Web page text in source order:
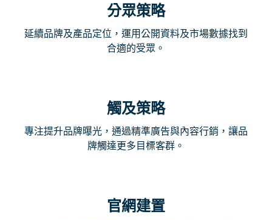
分眾策略
延續品牌及產品定位，運用公開資料及市場數據找到
合適的受眾。
觸及策略
專注提升品牌曝光，通過精準廣告與內容行銷，讓品
牌觸達更多目標客群。
官網建置